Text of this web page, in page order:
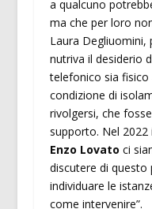
a qualcuno
ma che per loro
Laura Degliuomini,
nutriva il desiderio
telefonico sia fisico
condizione di
rivolgersi, che
supporto. Nel
Enzo Lovato ci
discutere di
individuare le
come intervenire”.